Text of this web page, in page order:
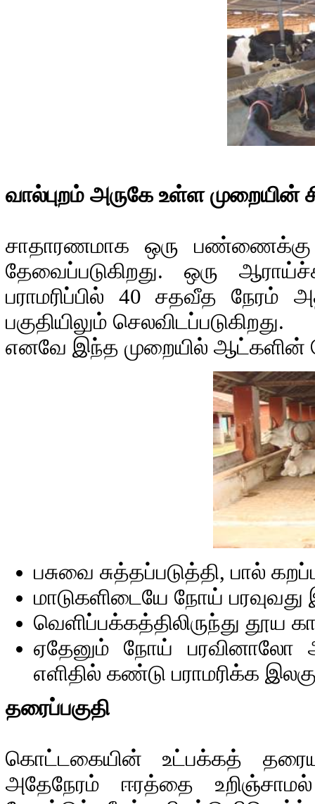
வால்புறம் அருகே உள்ள முறையின்
சாதாரணமாக ஒரு பண்ணைக்கு
தேவைப்படுகிறது. ஒரு
பராமரிப்பில் 40 சதவீத நேரம்
பகுதியிலும் செலவிடப்படுகிறது.
எனவே இந்த முறையில் ஆட்களின்
பசுவை சுத்தப்படுத்தி, பால்
மாடுகளிடையே நோய்
வெளிப்பக்கத்திலிருந்து தூய
ஏதேனும் நோய் பரவினாலோ
எளிதில் கண்டு பராமரிக்க
தரைப்பகுதி
கொட்டகையின் உட்பக்கத்
அதேநேரம் ஈரத்தை